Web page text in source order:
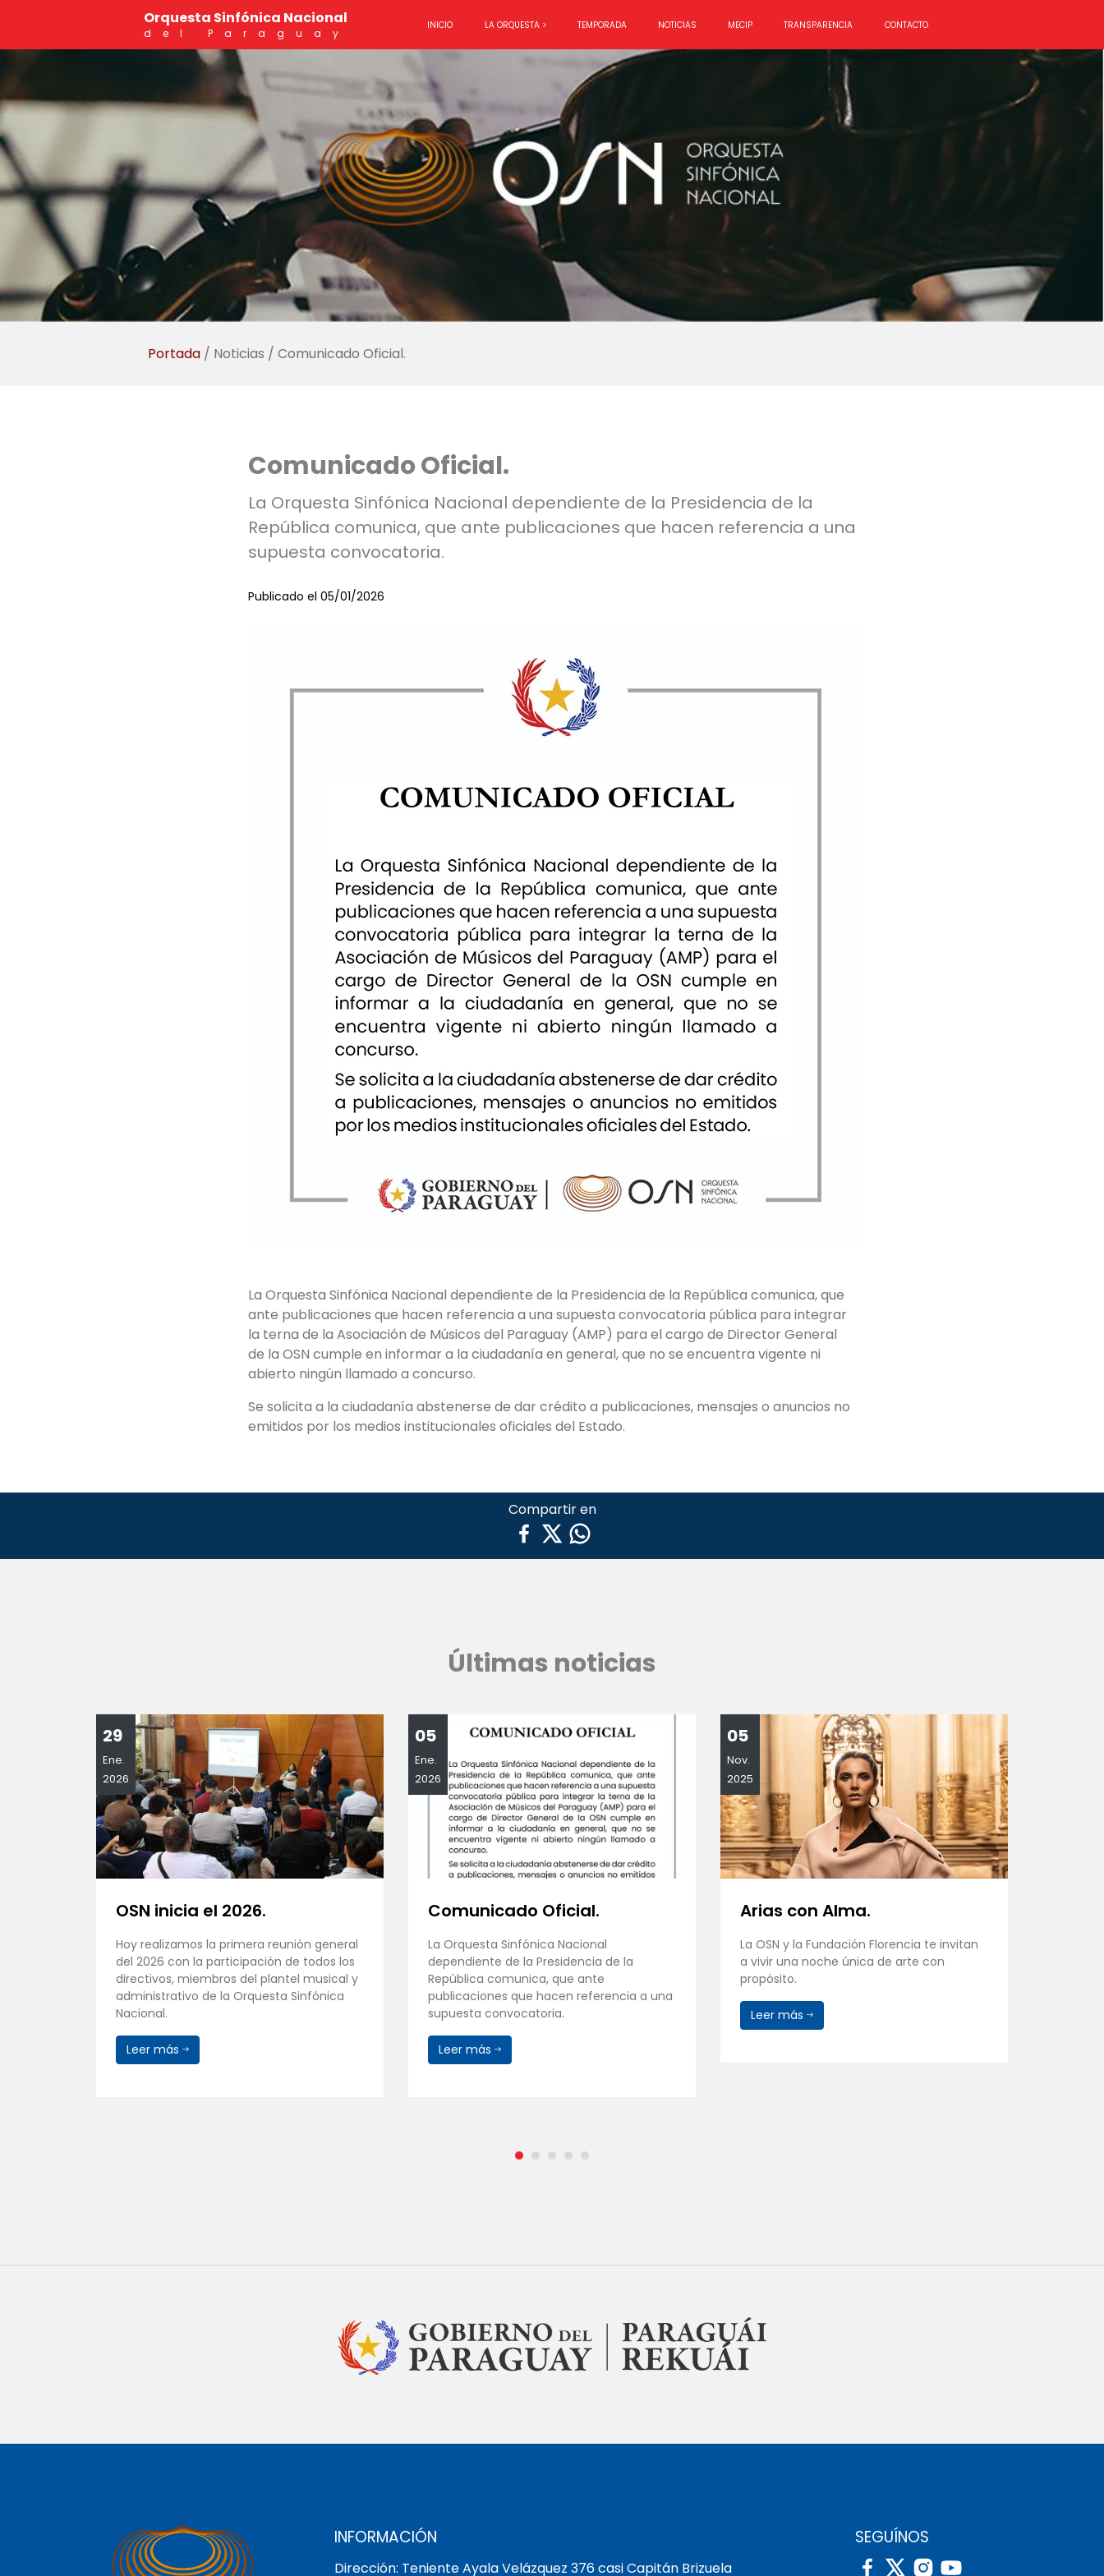
Orquesta Sinfónica Nacional
del Paraguay
INICIO LA ORQUESTA > TEMPORADA NOTICIAS MECIP TRANSPARENCIA CONTACTO
Portada / Noticias / Comunicado Oficial.
Comunicado Oficial.
La Orquesta Sinfónica Nacional dependiente de la Presidencia de la
República comunica, que ante publicaciones que hacen referencia a una
supuesta convocatoria.
Publicado el 05/01/2026
La Orquesta Sinfónica Nacional dependiente de la Presidencia de la República comunica, que
ante publicaciones que hacen referencia a una supuesta convocatoria pública para integrar
la terna de la Asociación de Músicos del Paraguay (AMP) para el cargo de Director General
de la OSN cumple en informar a la ciudadanía en general, que no se encuentra vigente ni
abierto ningún llamado a concurso.
Se solicita a la ciudadanía abstenerse de dar crédito a publicaciones, mensajes o anuncios no
emitidos por los medios institucionales oficiales del Estado.
Compartir en
Últimas noticias
29
Ene.
2026
OSN inicia el 2026.
Hoy realizamos la primera reunión general
del 2026 con la participación de todos los
directivos, miembros del plantel musical y
administrativo de la Orquesta Sinfónica
Nacional.
Leer más
05
Ene.
2026
Comunicado Oficial.
La Orquesta Sinfónica Nacional
dependiente de la Presidencia de la
República comunica, que ante
publicaciones que hacen referencia a una
supuesta convocatoria.
Leer más
05
Nov.
2025
Arias con Alma.
La OSN y la Fundación Florencia te invitan
a vivir una noche única de arte con
propósito.
Leer más
INFORMACIÓN
Dirección: Teniente Ayala Velázquez 376 casi Capitán Brizuela
SEGUÍNOS